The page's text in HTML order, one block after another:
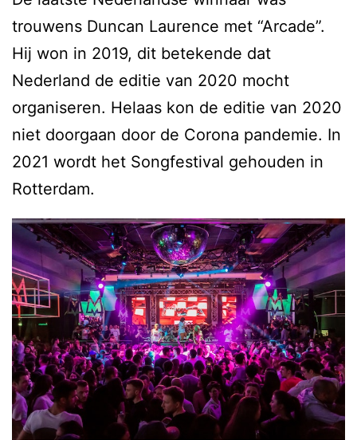
trouwens Duncan Laurence met “Arcade”.
Hij won in 2019, dit betekende dat
Nederland de editie van 2020 mocht
organiseren. Helaas kon de editie van 2020
niet doorgaan door de Corona pandemie. In
2021 wordt het Songfestival gehouden in
Rotterdam.